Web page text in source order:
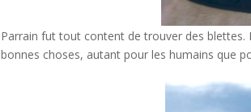
Parrain fut tout content de trouver des blettes.
bonnes choses, autant pour les humains que